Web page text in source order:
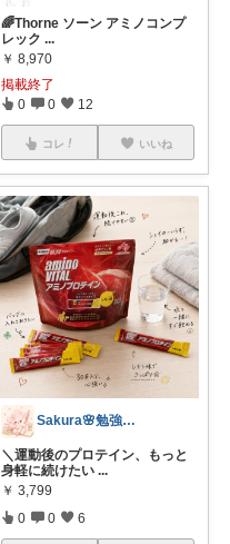
🌈Thorne ソーン アミノコンプ
レック ...
￥ 8,970
掲載終了
0 0 12
コレ いいね
Sakura🌸勉強と暮らし愛用品
＼運動後のプロテイン、もっと
身軽に続けたい ...
￥ 3,799
0 0 6